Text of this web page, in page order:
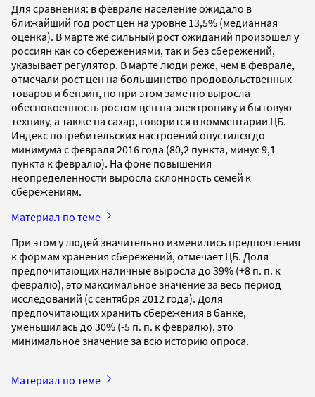
Для сравнения: в феврале население ожидало в
ближайший год рост цен на уровне 13,5% (медианная
оценка). В марте же сильный рост ожиданий произошел у
россиян как со сбережениями, так и без сбережений,
указывает регулятор. В марте люди реже, чем в феврале,
отмечали рост цен на большинство продовольственных
товаров и бензин, но при этом заметно выросла
обеспокоенность ростом цен на электронику и бытовую
технику, а также на сахар, говорится в комментарии ЦБ.
Индекс потребительских настроений опустился до
минимума с февраля 2016 года (80,2 пункта, минус 9,1
пункта к февралю). На фоне повышения
неопределенности выросла склонность семей к
сбережениям.
Материал по теме
При этом у людей значительно изменились предпочтения
к формам хранения сбережений, отмечает ЦБ. Доля
предпочитающих наличные выросла до 39% (+8 п. п. к
февралю), это максимальное значение за весь период
исследований (с сентября 2012 года). Доля
предпочитающих хранить сбережения в банке,
уменьшилась до 30% (-5 п. п. к февралю), это
минимальное значение за всю историю опроса.
Материал по теме